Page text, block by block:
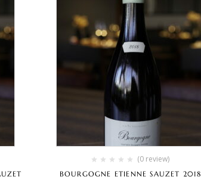
(0 review)
BOURGOGNE ETIENNE SAUZET 2018